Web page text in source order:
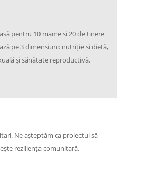
pentru 10 mame si 20 de tinere
pe 3 dimensiuni: nutriție și dietă,
și sănătate reproductivă.
Ne așteptăm ca proiectul să
reziliența comunitară.